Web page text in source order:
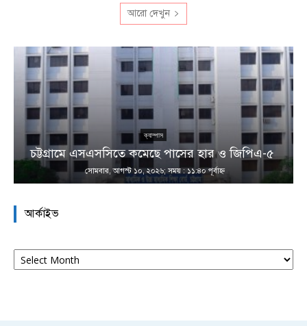
আরো দেখুন
ক্যাম্পাস
চট্টগ্রামে এসএসসিতে কমেছে পাসের হার ও জিপিএ-৫
সোমবার, আগস্ট ১০, ২০২৬; সময় : ১১:৪০ পূর্বাহ্ণ
আর্কাইভ
আর্কাইভ